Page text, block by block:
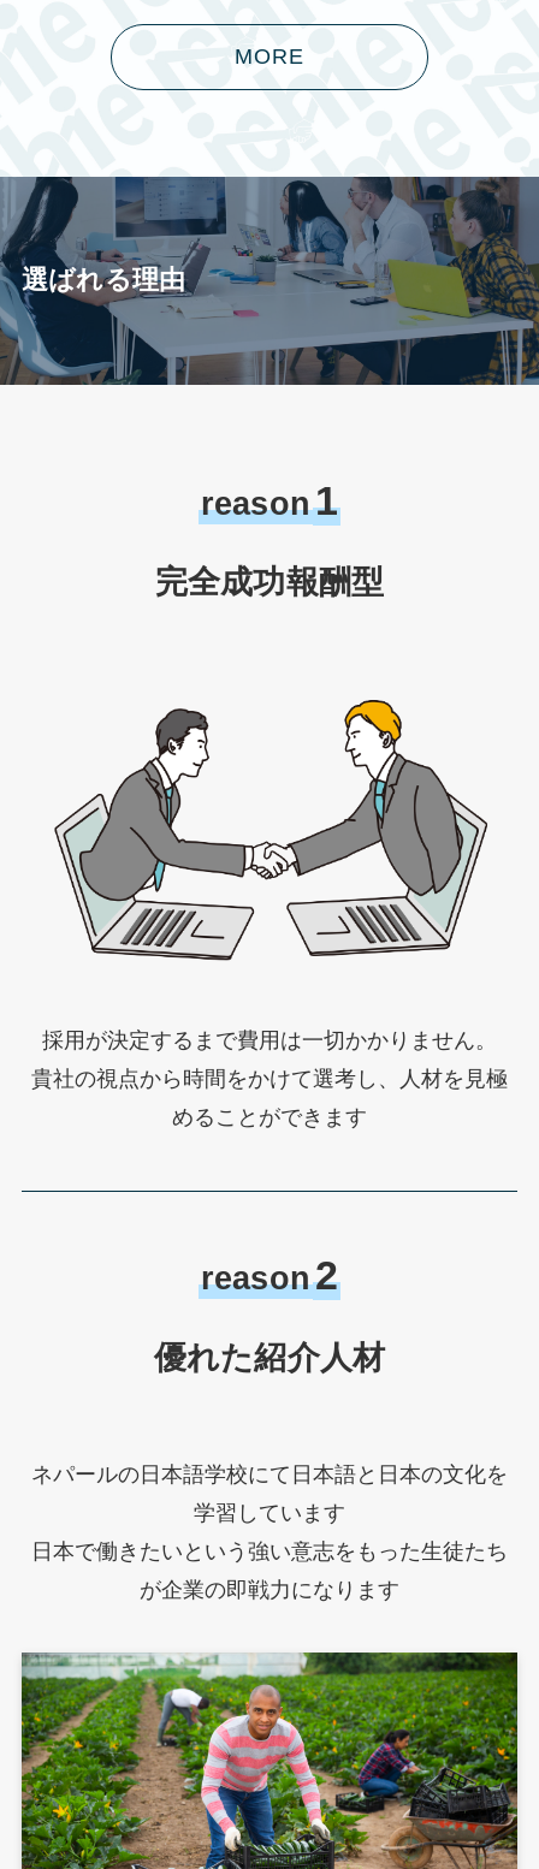
MORE
選ばれる理由
reason1
完全成功報酬型
採用が決定するまで費用は一切かかりません。
貴社の視点から時間をかけて選考し、人材を見極
めることができます
reason2
優れた紹介人材
ネパールの日本語学校にて日本語と日本の文化を
学習しています
日本で働きたいという強い意志をもった生徒たち
が企業の即戦力になります